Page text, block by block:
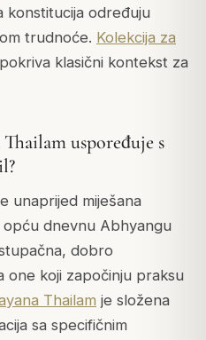
konstitucija određuju
trudnoće. Kolekcija za
pokriva klasični kontekst za
uspoređuje s
unaprijed miješana
opću dnevnu Abhyangu
dobro
one koji započinju praksu
Thailam je složena
sa specifičnim